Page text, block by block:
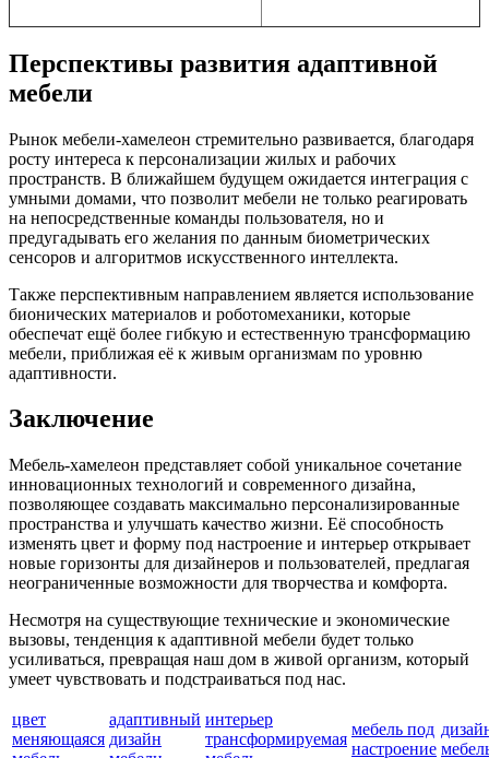
Перспективы развития адаптивной
мебели
Рынок мебели-хамелеон стремительно развивается, благодаря
росту интереса к персонализации жилых и рабочих
пространств. В ближайшем будущем ожидается интеграция с
умными домами, что позволит мебели не только реагировать
на непосредственные команды пользователя, но и
предугадывать его желания по данным биометрических
сенсоров и алгоритмов искусственного интеллекта.
Также перспективным направлением является использование
бионических материалов и роботомеханики, которые
обеспечат ещё более гибкую и естественную трансформацию
мебели, приближая её к живым организмам по уровню
адаптивности.
Заключение
Мебель-хамелеон представляет собой уникальное сочетание
инновационных технологий и современного дизайна,
позволяющее создавать максимально персонализированные
пространства и улучшать качество жизни. Её способность
изменять цвет и форму под настроение и интерьер открывает
новые горизонты для дизайнеров и пользователей, предлагая
неограниченные возможности для творчества и комфорта.
Несмотря на существующие технические и экономические
вызовы, тенденция к адаптивной мебели будет только
усиливаться, превращая наш дом в живой организм, который
умеет чувствовать и подстраиваться под нас.
цвет
меняющаяся
адаптивный
дизайн
интерьер
трансформируемая
мебель под
настроение